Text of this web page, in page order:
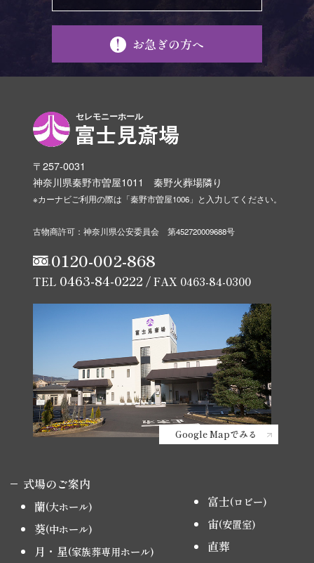
お急ぎの方へ
セレモニーホール
〒257-0031
神奈川県秦野市曽屋1011 秦野火葬場隣り
※カーナビご利用の際は「秦野市曽屋1006」と入力してください。
古物商許可：神奈川県公安委員会 第452720009688号
0120-002-868
TEL 0463-84-0222/ FAX 0463-84-0300
Google Mapでみる
式場のご案内
蘭(大ホール)
葵(中ホール)
月・星(家族葬専用ホール)
富士(ロビー)
宙(安置室)
直葬